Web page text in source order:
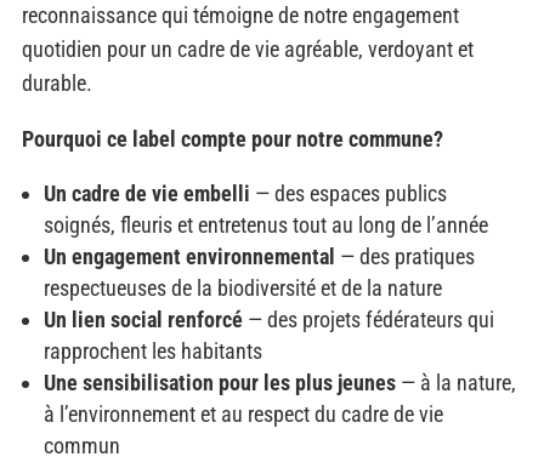
reconnaissance qui témoigne de notre engagement
quotidien pour un cadre de vie agréable, verdoyant et
durable.
Pourquoi ce label compte pour notre commune?
Un cadre de vie embelli — des espaces publics
soignés, fleuris et entretenus tout au long de l’année
Un engagement environnemental — des pratiques
respectueuses de la biodiversité et de la nature
Un lien social renforcé — des projets fédérateurs qui
rapprochent les habitants
Une sensibilisation pour les plus jeunes— à la nature,
à l’environnement et au respect du cadre de vie
commun